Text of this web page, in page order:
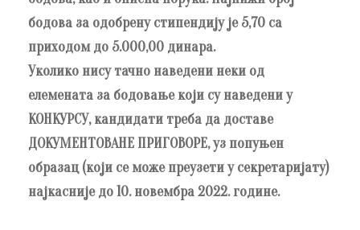
бодова за одобрену стипендију је 5,70 са
приходом до 5.000,00 динара.
Уколико нису тачно наведени неки од
елемената за бодовање који су наведени у
КОНКУРСУ, кандидати треба да доставе
ДОКУМЕНТОВАНЕ ПРИГОВОРЕ, уз попуњен
образац (који се може преузети у секретаријату)
најкасније до 10. новембра 2022. године.